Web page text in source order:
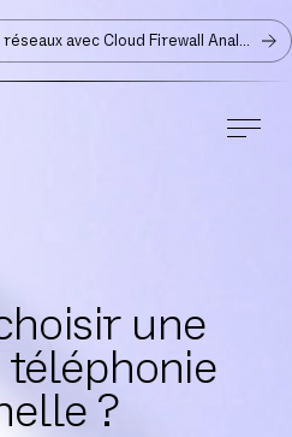
avec Cloud Firewall Analyzer
une
?